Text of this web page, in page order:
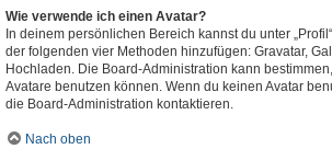
Wie verwende ich einen Avatar?
In deinem persönlichen Bereich kannst du unter
der folgenden vier Methoden hinzufügen: Gravatar,
Hochladen. Die Board-Administration kann
Avatare benutzen können. Wenn du keinen Avatar
die Board-Administration kontaktieren.
Nach oben